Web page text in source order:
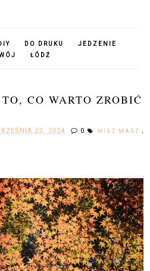
DO DRUKU
JEDZENIE
ŁÓDŹ
CO WARTO ZROBIĆ
22, 2024 0 MISZ MASZ